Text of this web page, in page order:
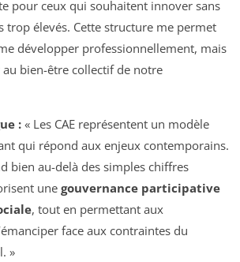
pour ceux qui souhaitent innover sans
trop élevés. Cette structure me permet
développer professionnellement, mais
bien-être collectif de notre
: « Les CAE représentent un modèle
qui répond aux enjeux contemporains.
bien au-delà des simples chiffres
une gouvernance participative
, tout en permettant aux
face aux contraintes du
»